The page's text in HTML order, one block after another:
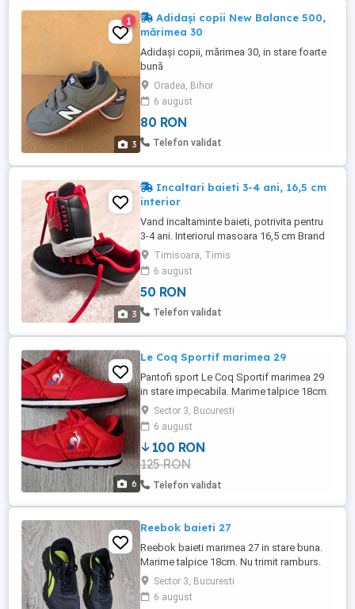
3
1
Adidași copii New Balance 500,
mărimea 30
Adidași copii, mărimea 30, in stare foarte
bună
Oradea, Bihor
6 august
80 RON
Telefon validat
3
Incaltari baieti 3-4 ani, 16,5 cm
interior
Vand incaltaminte baieti, potrivita pentru
3-4 ani. Interiorul masoara 16,5 cm Brand
Kipsta Stare perfecta
Timisoara, Timis
6 august
50 RON
Telefon validat
6
Le Coq Sportif marimea 29
Pantofi sport Le Coq Sportif marimea 29
in stare impecabila. Marime talpice 18cm.
Trimit prin curier după plata integrala a
produsului. Predare personala in zona
Vitan sau Branesti Ilfov.
Sector 3, Bucuresti
6 august
100 RON
125 RON
Telefon validat
Reebok baieti 27
Reebok baieti marimea 27 in stare buna.
Marime talpice 18cm. Nu trimit ramburs.
Predare personala in zona Vitan sau
Branesti Ilfov.
Sector 3, Bucuresti
6 august